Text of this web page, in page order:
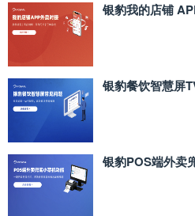
银豹我的店铺
银豹餐饮智慧屏
银豹POS端外卖